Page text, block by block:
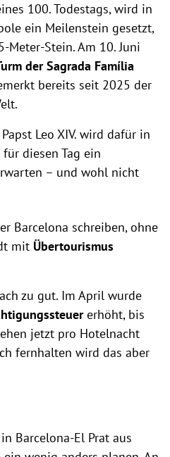
100. Todestags, wird in
ein Meilenstein gesetzt,
Meter-Stein. Am 10. Juni
der Sagrada Família
bereits seit 2025 der
Leo XIV. wird dafür in
diesen Tag ein
– und wohl nicht
Barcelona schreiben, ohne
mit Übertourismus
zu gut. Im April wurde
erhöht, bis
jetzt pro Hotelnacht
fernhalten wird das aber
Barcelona-El Prat aus